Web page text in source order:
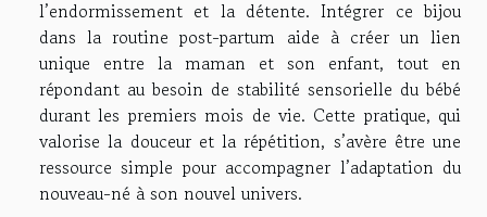
l’endormissement et la détente. Intégrer ce bijou
dans la routine post-partum aide à créer un lien
unique entre la maman et son enfant, tout en
répondant au besoin de stabilité sensorielle du bébé
durant les premiers mois de vie. Cette pratique, qui
valorise la douceur et la répétition, s’avère être une
ressource simple pour accompagner l’adaptation du
nouveau-né à son nouvel univers.